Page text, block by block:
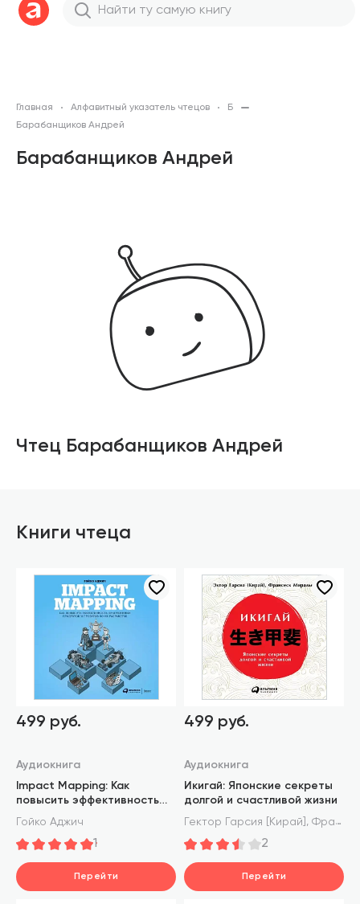
Главная Алфавитный указатель чтецов
Б
Барабанщиков Андрей
Барабанщиков Андрей
Чтец Барабанщиков Андрей
Книги чтеца
499 руб.
Аудиокнига
Impact Mapping: Как
повысить эффективность
программных продуктов и
проектов по их разработке
Гойко Аджич
1
Перейти
499 руб.
Аудиокнига
Икигай: Японские секреты
долгой и счастливой жизни
Гектор Гарсия [Кирай] , Франсеск Миральес
2
Перейти